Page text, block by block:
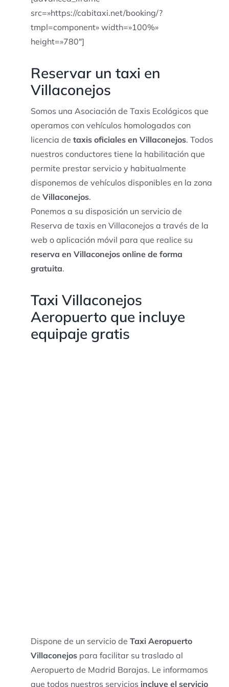
src=»https://cabitaxi.net/booking/?
tmpl=component» width=»100%»
height=»780″]
Reservar un taxi en
Villaconejos
Somos una Asociación de Taxis Ecológicos que
operamos con vehículos homologados con
licencia de taxis oficiales en Villaconejos. Todos
nuestros conductores tiene la habilitación que
permite prestar servicio y habitualmente
disponemos de vehículos disponibles en la zona
de Villaconejos.
Ponemos a su disposición un servicio de
Reserva de taxis en Villaconejos a través de la
web o aplicación móvil para que realice su
reserva en Villaconejos online de forma
gratuita.
Taxi Villaconejos
Aeropuerto que incluye
equipaje gratis
Dispone de un servicio de Taxi Aeropuerto
Villaconejospara facilitar su traslado al
Aeropuerto de Madrid Barajas. Le informamos
que todos nuestros servicios incluye el servicio